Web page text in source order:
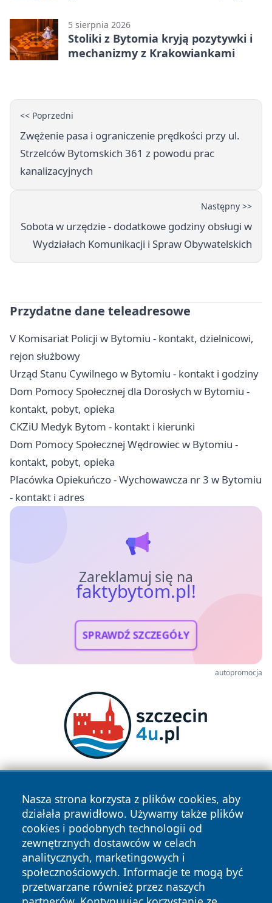
5 sierpnia 2026
Stoliki z Bytomia kryją pozytywki i
mechanizmy z Krakowiankami
<< Poprzedni
Zwężenie pasa i ograniczenie prędkości przy ul.
Strzelców Bytomskich 361 z powodu prac
kanalizacyjnych
Następny >>
Sobota w urzędzie - dodatkowe godziny obsługi w
Wydziałach Komunikacji i Spraw Obywatelskich
Przydatne dane teleadresowe
V Komisariat Policji w Bytomiu - kontakt, dzielnicowi,
rejon służbowy
Urząd Stanu Cywilnego w Bytomiu - kontakt i godziny
Dom Pomocy Społecznej dla Dorosłych w Bytomiu -
kontakt, pobyt, opieka
CKZiU Medyk Bytom - kontakt i kierunki
Dom Pomocy Społecznej Wędrowiec w Bytomiu -
kontakt, pobyt, opieka
Placówka Opiekuńczo - Wychowawcza nr 3 w Bytomiu
- kontakt i adres
Zareklamuj się na
faktybytom.pl!
SPRAWDŹ SZCZEGÓŁY
autopromocja
Nasza strona korzysta z plików cookies, aby
działała prawidłowo. Używamy także plików
cookies i podobnych technologii od
zewnętrznych dostawców w celach
analitycznych, marketingowych i
społecznościowych. Informacje te mogą być
przetwarzane również przez naszych
Copyright © 2026 faktybytom.pl Wszystkie prawa zastrzeżone.